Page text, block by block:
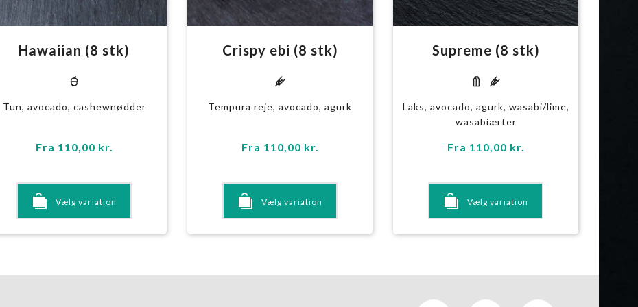
Hawaiian (8 stk)
n
Tun, avocado, cashewnødder
Fra 110,00 kr.
Vælg variation
Crispy ebi (8 stk)
g
Tempura reje, avocado, agurk
Fra 110,00 kr.
Vælg variation
Supreme (8 stk)
l g
Laks, avocado, agurk, wasabi/lime,
wasabiærter
Fra 110,00 kr.
Vælg variation